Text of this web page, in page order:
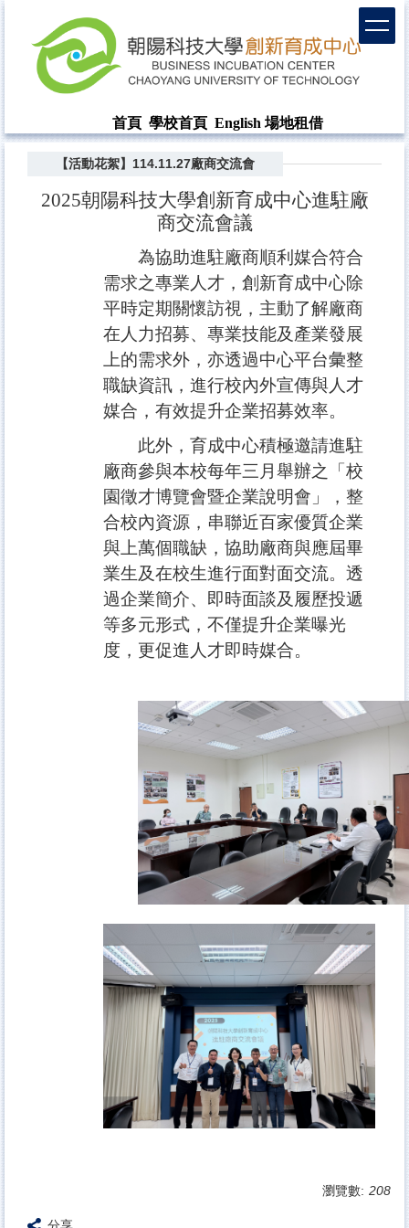
首頁 學校首頁 English 場地租借
【活動花絮】114.11.27廠商交流會
2025朝陽科技大學創新育成中心進駐廠
商交流會議
為協助進駐廠商順利媒合符合
需求之專業人才，創新育成中心除
平時定期關懷訪視，主動了解廠商
在人力招募、專業技能及產業發展
上的需求外，亦透過中心平台彙整
職缺資訊，進行校內外宣傳與人才
媒合，有效提升企業招募效率。
此外，育成中心積極邀請進駐
廠商參與本校每年三月舉辦之「校
園徵才博覽會暨企業說明會」，整
合校內資源，串聯近百家優質企業
與上萬個職缺，協助廠商與應屆畢
業生及在校生進行面對面交流。透
過企業簡介、即時面談及履歷投遞
等多元形式，不僅提升企業曝光
度，更促進人才即時媒合。
瀏覽數: 208
分享